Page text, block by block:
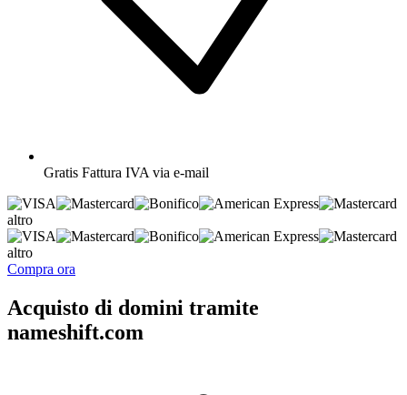
Gratis Fattura IVA via e-mail
altro
altro
Compra ora
Acquisto di domini tramite
nameshift.com